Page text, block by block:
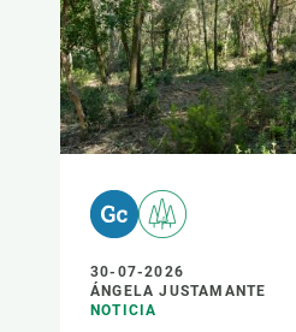
30-07-2026
ÁNGELA JUSTAMANTE
NOTICIA